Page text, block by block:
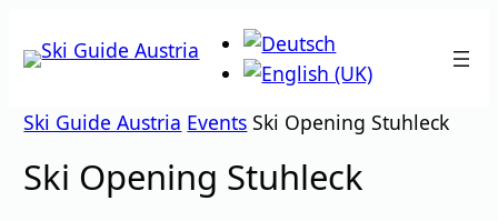
Inhalt
Ski Guide Austria Events Ski Opening Stuhleck
Ski Opening Stuhleck